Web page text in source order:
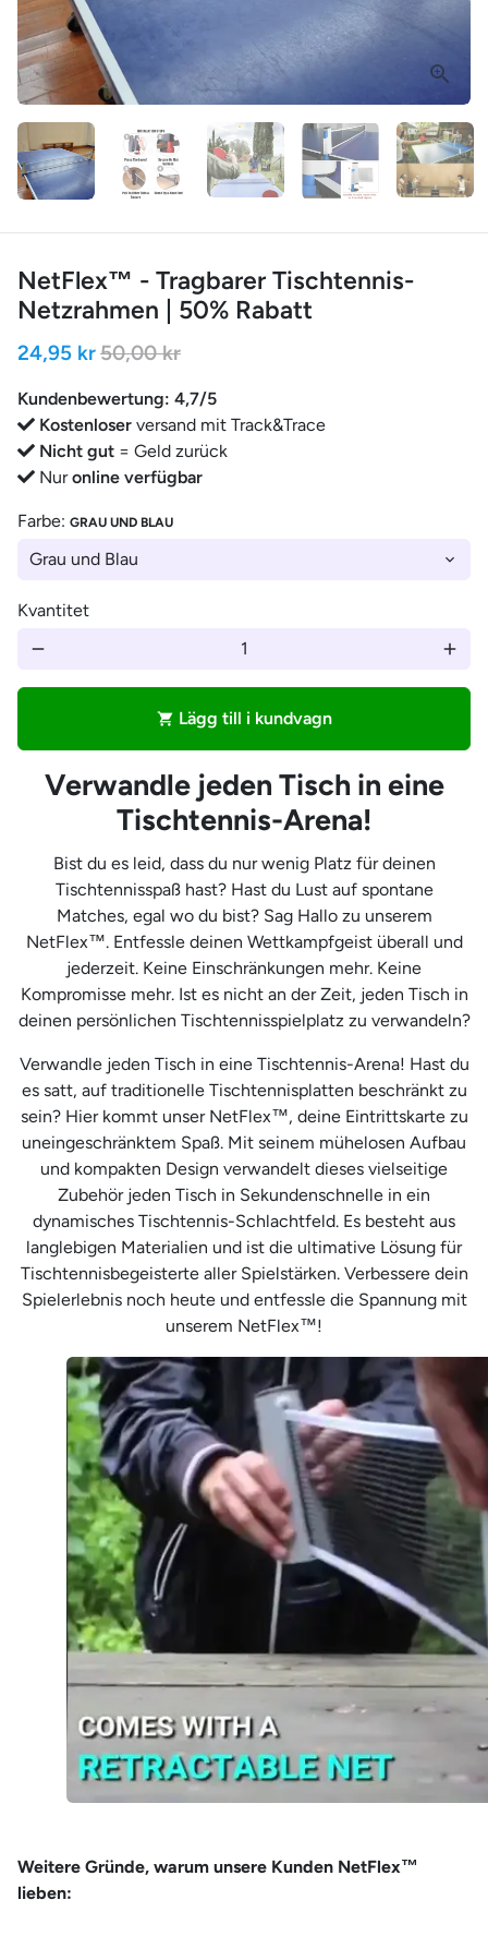
NetFlex™ - Tragbarer Tischtennis-
Netzrahmen | 50% Rabatt
24,95 kr50,00 kr
Kundenbewertung: 4,7/5
Kostenloser versand mit Track&Trace
Nicht gut = Geld zurück
Nuronline verfügbar
Farbe: GRAU UND BLAU
Kvantitet
remove add
shopping_cart Lägg till i kundvagn
Verwandle jeden Tisch in eine
Tischtennis-Arena!
Bist du es leid, dass du nur wenig Platz für deinen
Tischtennisspaß hast? Hast du Lust auf spontane
Matches, egal wo du bist? Sag Hallo zu unserem
NetFlex™. Entfessle deinen Wettkampfgeist überall und
jederzeit. Keine Einschränkungen mehr. Keine
Kompromisse mehr. Ist es nicht an der Zeit, jeden Tisch in
deinen persönlichen Tischtennisspielplatz zu verwandeln?
Verwandle jeden Tisch in eine Tischtennis-Arena! Hast du
es satt, auf traditionelle Tischtennisplatten beschränkt zu
sein? Hier kommt unser NetFlex™, deine Eintrittskarte zu
uneingeschränktem Spaß. Mit seinem mühelosen Aufbau
und kompakten Design verwandelt dieses vielseitige
Zubehör jeden Tisch in Sekundenschnelle in ein
dynamisches Tischtennis-Schlachtfeld. Es besteht aus
langlebigen Materialien und ist die ultimative Lösung für
Tischtennisbegeisterte aller Spielstärken. Verbessere dein
Spielerlebnis noch heute und entfessle die Spannung mit
unserem NetFlex™!
Weitere Gründe, warum unsere Kunden NetFlex™
lieben: